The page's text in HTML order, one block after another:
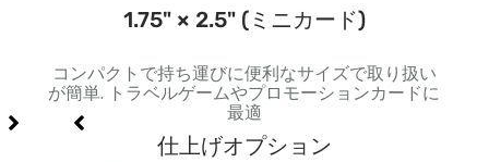
1.75" × 2.5" (ミニカード)
コンパクトで持ち運びに便利なサイズで取り扱い
が簡単. トラベルゲームやプロモーションカードに
最適
仕上げオプション